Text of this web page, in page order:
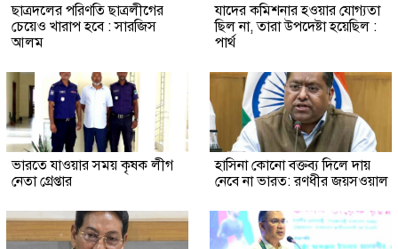
ছাত্রদলের পরিণতি ছাত্রলীগের
চেয়েও খারাপ হবে : সারজিস
আলম
যাদের কমিশনার হওয়ার যোগ্যতা
ছিল না, তারা উপদেষ্টা হয়েছিল :
পার্থ
ভারতে যাওয়ার সময় কৃষক লীগ
নেতা গ্রেপ্তার
হাসিনা কোনো বক্তব্য দিলে দায়
নেবে না ভারত: রণধীর জয়সওয়াল